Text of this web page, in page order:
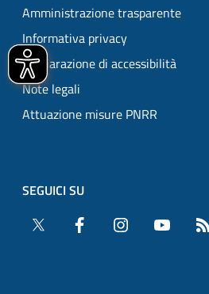
Amministrazione trasparente
Informativa privacy
Dichiarazione di accessibilità
Note legali
Attuazione misure PNRR
SEGUICI SU
Twitter
Facebook Instagram